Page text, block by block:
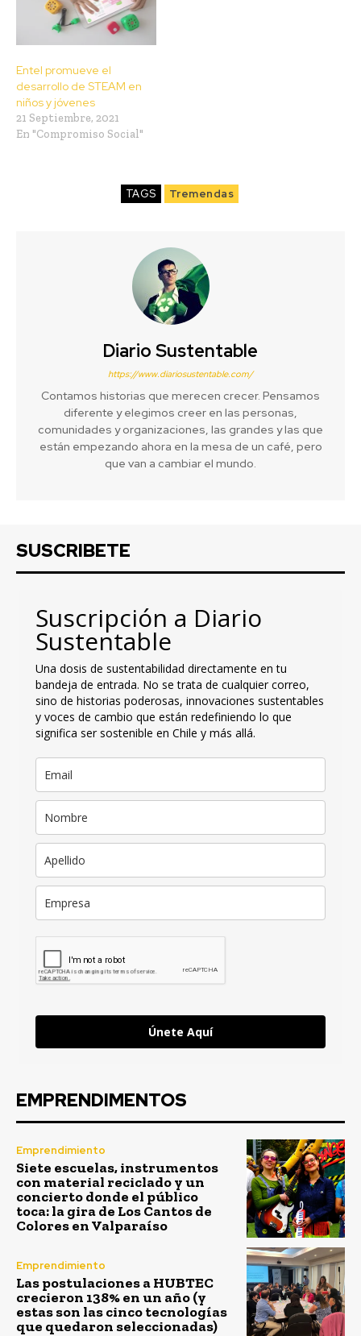
Entel promueve el
desarrollo de STEAM en
niños y jóvenes
21 Septiembre, 2021
En "Compromiso Social"
TAGS Tremendas
Diario Sustentable
https://www.diariosustentable.com/
Contamos historias que merecen crecer. Pensamos
diferente y elegimos creer en las personas,
comunidades y organizaciones, las grandes y las que
están empezando ahora en la mesa de un café, pero
que van a cambiar el mundo.
SUSCRIBETE
Suscripción a Diario
Sustentable
Una dosis de sustentabilidad directamente en tu
bandeja de entrada. No se trata de cualquier correo,
sino de historias poderosas, innovaciones sustentables
y voces de cambio que están redefiniendo lo que
significa ser sostenible en Chile y más allá.
Únete Aquí
EMPRENDIMENTOS
Emprendimiento
Siete escuelas, instrumentos
con material reciclado y un
concierto donde el público
toca: la gira de Los Cantos de
Colores en Valparaíso
Emprendimiento
Las postulaciones a HUBTEC
crecieron 138% en un año (y
estas son las cinco tecnologías
que quedaron seleccionadas)